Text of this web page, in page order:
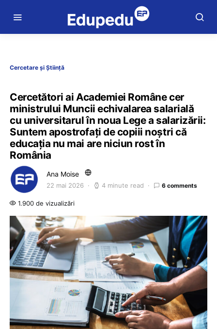
Cercetare și Știință
Cercetători ai Academiei Române cer
ministrului Muncii echivalarea salarială
cu universitarul în noua Lege a salarizării:
Suntem apostrofați de copiii noștri că
educația nu mai are niciun rost în
România
Ana Moise
22 mai 2026 4 minute read 6 comments
1.900 de vizualizări